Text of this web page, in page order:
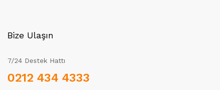
Bize Ulaşın
7/24 Destek Hattı
0212 434 4333